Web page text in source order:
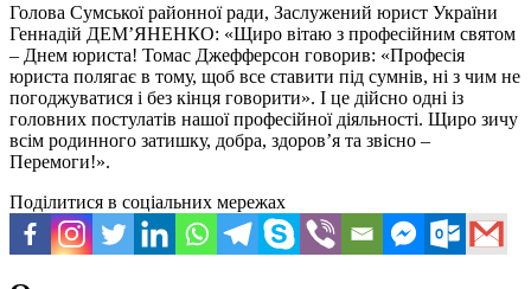
Голова Сумської районної ради, Заслужений юрист України
Геннадій ДЕМʼЯНЕНКО: «Щиро вітаю з професійним святом
– Днем юриста! Томас Джефферсон говорив: «Професія
юриста полягає в тому, щоб все ставити під сумнів, ні з чим не
погоджуватися і без кінця говорити». І це дійсно одні із
головних постулатів нашої професійної діяльності. Щиро зичу
всім родинного затишку, добра, здоровʼя та звісно –
Перемоги!».
Поділитися в соціальних мережах